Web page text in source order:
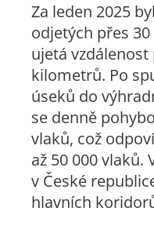
Za leden 2025
odjetých přes
ujetá
kilometrů. Po
úseků do
se denně
vlaků, což
až 50 000 vlaků.
v České
hlavních